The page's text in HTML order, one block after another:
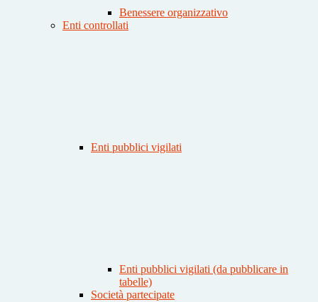
Benessere organizzativo
Enti controllati
Enti pubblici vigilati
Enti pubblici vigilati (da pubblicare in
tabelle)
Società partecipate